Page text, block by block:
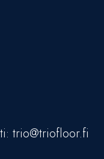
trio@triofloor.fi